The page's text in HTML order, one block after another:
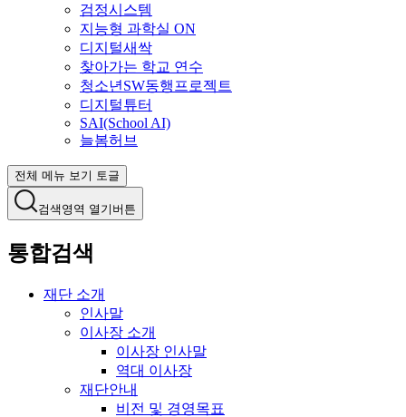
검정시스템
지능형 과학실 ON
디지털새싹
찾아가는 학교 연수
청소년SW동행프로젝트
디지털튜터
SAI(School AI)
늘봄허브
전체 메뉴 보기 토글
검색영역 열기버튼
통합검색
재단 소개
인사말
이사장 소개
이사장 인사말
역대 이사장
재단안내
비전 및 경영목표